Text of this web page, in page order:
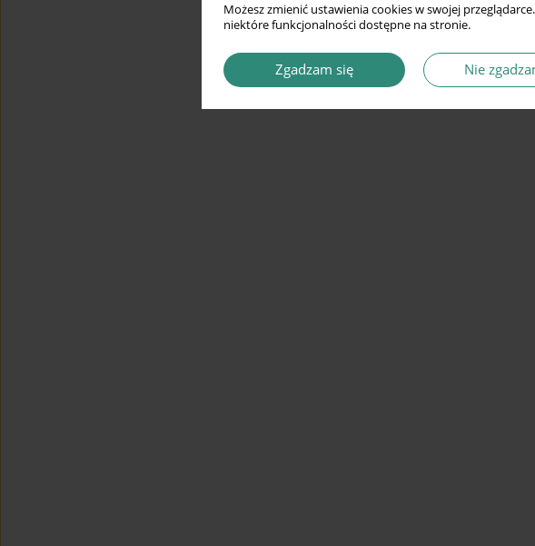
Możesz zmienić ustawienia cookies w swojej
niektóre funkcjonalności dostępne na stronie.
Zgadzam się Nie